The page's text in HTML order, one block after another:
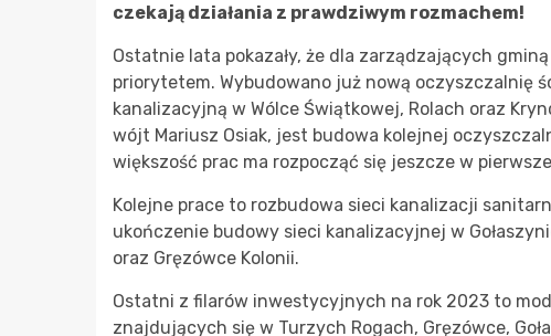
czekają działania z prawdziwym rozmachem!
Ostatnie lata pokazały, że dla zarządzających
priorytetem. Wybudowano już nową oczyszczalnię
kanalizacyjną w Wólce Świątkowej, Rolach oraz
wójt Mariusz Osiak, jest budowa kolejnej
większość prac ma rozpocząć się jeszcze w
Kolejne prace to rozbudowa sieci kanalizacji
ukończenie budowy sieci kanalizacyjnej w
oraz Gręzówce Kolonii.
Ostatni z filarów inwestycyjnych na rok 2023 to
znajdujących się w Turzych Rogach, Gręzówce,